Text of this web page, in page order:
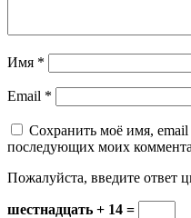
Имя *
Email *
Сохранить моё имя, email
последующих моих
Пожалуйста, введите ответ
шестнадцать + 14 =